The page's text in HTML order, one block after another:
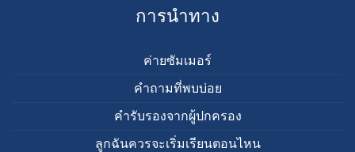
การนำทาง
ค่ายซัมเมอร์
คำถามที่พบบ่อย
คำรับรองจากผู้ปกครอง
ลูกฉันควรจะเริ่มเรียนตอนไหน